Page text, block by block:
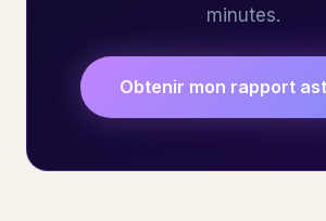
minutes.
Obtenir mon rapport